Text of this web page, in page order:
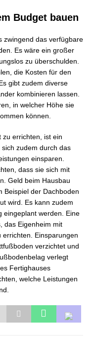
Budget bauen
zwingend das verfügbare
Es wäre ein großer
zu überschulden.
die Kosten für den
gibt zudem diverse
kombinieren lassen.
in welcher Höhe sie
können.
zu errichten, ist ein
zudem durch das
einsparen.
dass sie sich mit
Geld beim Hausbau
Beispiel der Dachboden
wird. Es kann zudem
eingeplant werden. Eine
das Eigenheim mit
Einsparungen
verzichtet und
verlegt
Fertighauses
welche Leistungen